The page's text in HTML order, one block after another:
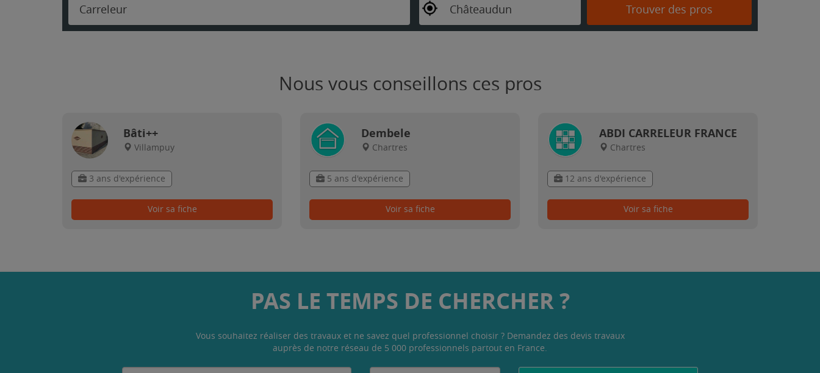
Carreleur Châteaudun Trouver des pros
Nous vous conseillons ces pros
Bâti++
Villampuy
3 ans d'expérience
Voir sa fiche
Dembele
Chartres
5 ans d'expérience
Voir sa fiche
ABDI CARRELEUR FRANCE
Chartres
12 ans d'expérience
Voir sa fiche
PAS LE TEMPS DE CHERCHER ?
Vous souhaitez réaliser des travaux et ne savez quel professionnel choisir ? Demandez des devis travaux
auprès de notre réseau de 5 000 professionnels partout en France.